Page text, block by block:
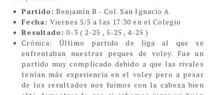
Partido: Benjamín B - Col. San Ignacio A
Fecha:Viernes 5/5 a las 17:30 en el Colegio
Resultado: 0-3 ( 2-25 , 5-25 , 4-25 )
Crónica:
Último partido de liga al que se
enfrentaban nuestras peques de voley. Fue un
partido muy complicado debido a que las rivales
tenían más experiencia en el voley pero a pesar
de los resultados nos fuimos con la cabeza bien